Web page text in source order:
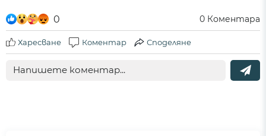
0 0 Коментара
Харесване Коментар Споделяне